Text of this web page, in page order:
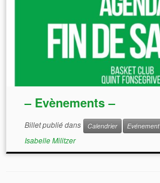
– Evènements –
Billet publié dans Calendrier Evénement
Isabelle Militzer